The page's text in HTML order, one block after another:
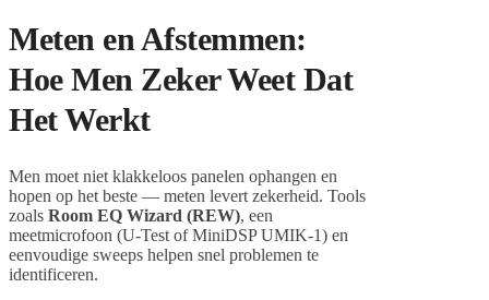
Meten en Afstemmen:
Hoe Men Zeker Weet Dat
Het Werkt
Men moet niet klakkeloos panelen ophangen en
hopen op het beste — meten levert zekerheid. Tools
zoals Room EQ Wizard (REW), een
meetmicrofoon (U‑Test of MiniDSP UMIK‑1) en
eenvoudige sweeps helpen snel problemen te
identificeren.